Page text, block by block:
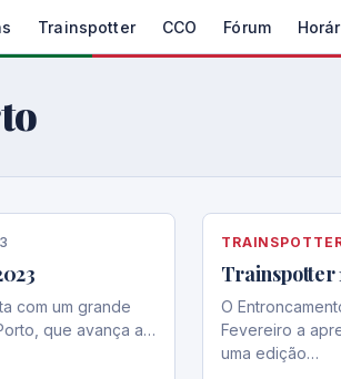
Trainspotter CCO Fórum
com um grande
que avança a…
Trainspotter
O
Fevereiro a
uma edição…